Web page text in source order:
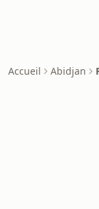
Accueil Abidjan